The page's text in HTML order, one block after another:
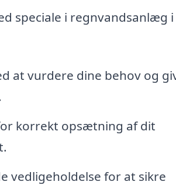
speciale i regnvandsanlæg i
at vurdere dine behov og
korrekt opsætning af dit
vedligeholdelse for at sikre